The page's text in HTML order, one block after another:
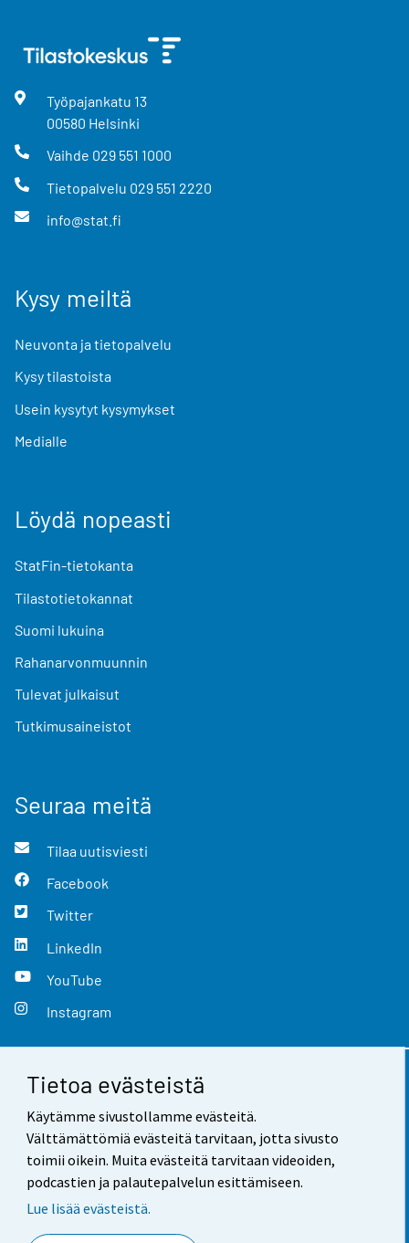
Tietoa evästeistä
Käytämme sivustollamme evästeitä.
Välttämättömiä evästeitä tarvitaan, jotta sivusto
toimii oikein. Muita evästeitä tarvitaan videoiden,
podcastien ja palautepalvelun esittämiseen.
Lue lisää evästeistä.
Työpajankatu 13
00580 Helsinki
Vaihde 029 551 1000
Tietopalvelu 029 551 2220
info@stat.fi
Kysy meiltä
Neuvonta ja tietopalvelu
Kysy tilastoista
Usein kysytyt kysymykset
Medialle
Löydä nopeasti
StatFin-tietokanta
Tilastotietokannat
Suomi lukuina
Rahanarvonmuunnin
Tulevat julkaisut
Tutkimusaineistot
Seuraa meitä
Tilaa uutisviesti
Facebook
Twitter
LinkedIn
YouTube
Instagram
Yhteystiedot
Palaute
Käyttöehdot
Saavutettavuus